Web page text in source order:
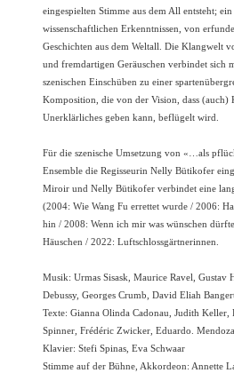
eingespielten Stimme aus dem All entsteht;
wissenschaftlichen Erkenntnissen, von
Geschichten aus dem Weltall. Die Klangwelt
und fremdartigen Geräuschen verbindet sich
szenischen Einschüben zu einer
Komposition, die von der Vision, dass (auch)
Unerklärliches geben kann, beflügelt wird.
Für die szenische Umsetzung von «…als
Ensemble die Regisseurin Nelly Bütikofer
Miroir und Nelly Bütikofer verbindet eine
(2004: Wie Wang Fu errettet wurde / 2006:
hin / 2008: Wenn ich mir was wünschen
Häuschen / 2022: Luftschlossgärtnerinnen.
Musik: Urmas Sisask, Maurice Ravel, Gustav
Debussy, Georges Crumb, David Eliah
Texte: Gianna Olinda Cadonau, Judith Keller,
Spinner, Frédéric Zwicker, Eduardo.
Klavier: Stefi Spinas, Eva Schwaar
Stimme auf der Bühne, Akkordeon: Annette